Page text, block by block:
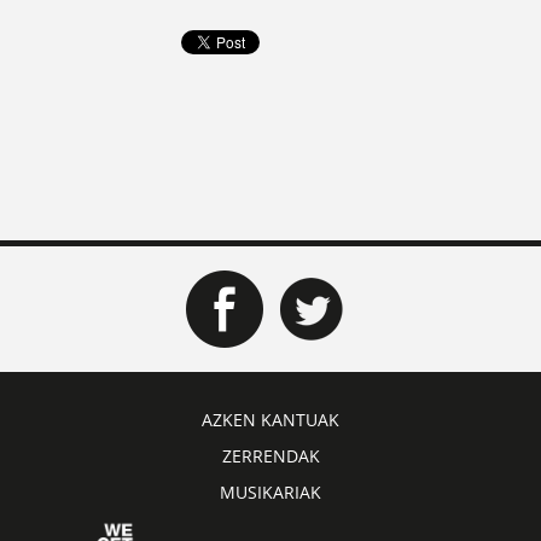
AZKEN KANTUAK
ZERRENDAK
MUSIKARIAK